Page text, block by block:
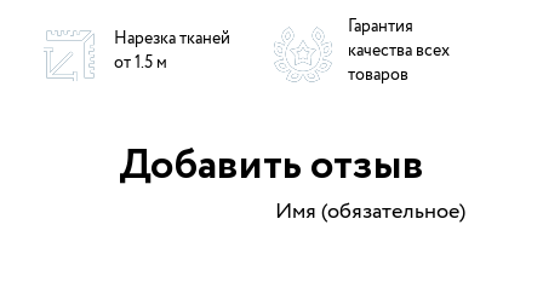
Нарезка тканей
от 1.5 м
Гарантия
качества всех
товаров
Добавить отзыв
Имя (обязательное)